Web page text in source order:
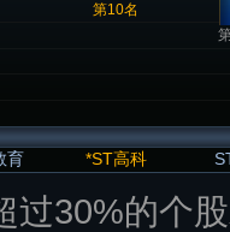
育 *ST高科
第10名
过30%的个